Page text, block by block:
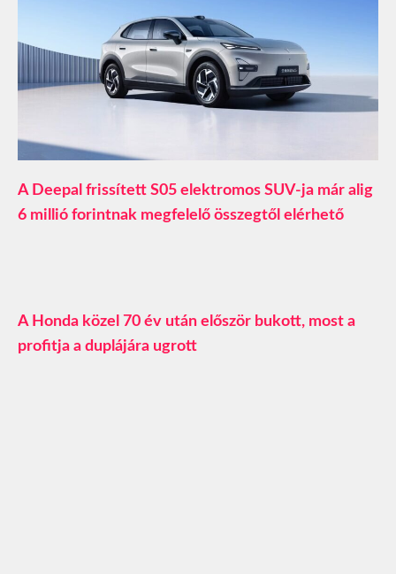
A Deepal frissített S05 elektromos SUV-ja már alig
6 millió forintnak megfelelő összegtől elérhető
A Honda közel 70 év után először bukott, most a
profitja a duplájára ugrott